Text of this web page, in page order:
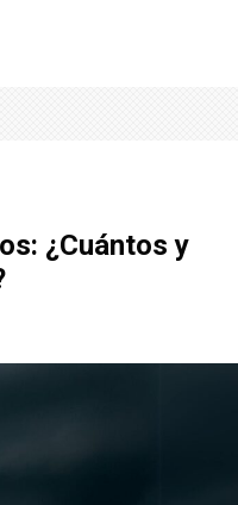
¿Cuántos y